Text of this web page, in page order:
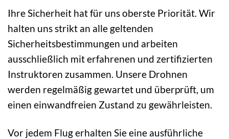
Ihre Sicherheit hat für uns oberste Priorität. Wir
halten uns strikt an alle geltenden
Sicherheitsbestimmungen und arbeiten
ausschließlich mit erfahrenen und zertifizierten
Instruktoren zusammen. Unsere Drohnen
werden regelmäßig gewartet und überprüft, um
einen einwandfreien Zustand zu gewährleisten.
Vor jedem Flug erhalten Sie eine ausführliche